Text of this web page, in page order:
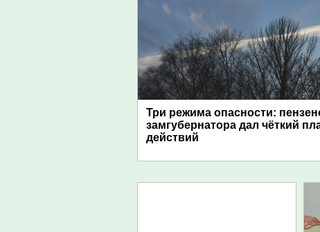
Три режима опасности:
замгубернатора дал чёткий
действий